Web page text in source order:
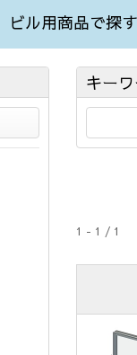
ビル用商品で探す
キー
1 - 1 / 1